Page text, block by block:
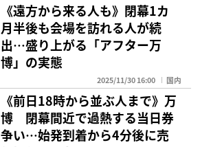
《遠方から来る人も》閉幕1カ
月半後も会場を訪れる人が続
出…盛り上がる「アフター万
博」の実態
2025/11/30 16:00 国内
《前日18時から並ぶ人まで》万
博 閉幕間近で過熱する当日券
争い…始発到着から4分後に売